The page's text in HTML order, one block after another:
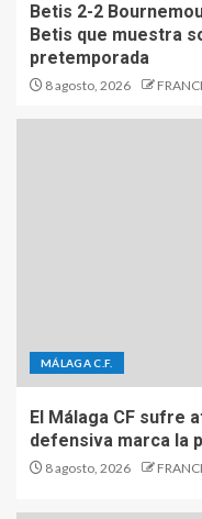
Betis 2-2
Betis que muestra
pretemporada
8 agosto, 2026
MÁLAGA C.F.
El Málaga CF sufre
defensiva marca la
8 agosto, 2026